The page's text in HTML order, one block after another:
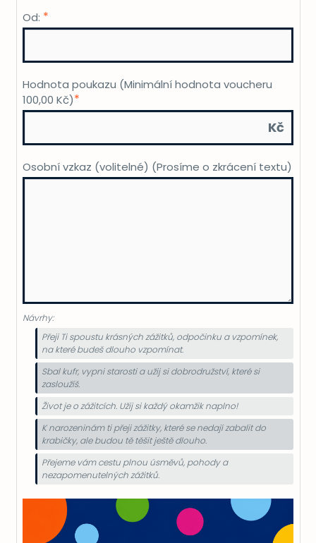
Od: *
Hodnota poukazu (Minimální hodnota voucheru
100,00 Kč)*
Kč
Osobní vzkaz (volitelné) (Prosíme o zkrácení textu)
Návrhy:
Přeji Ti spoustu krásných zážitků, odpočinku a vzpomínek,
na které budeš dlouho vzpomínat.
Sbal kufr, vypni starosti a užij si dobrodružství, které si
zasloužíš.
Život je o zážitcích. Užij si každý okamžik naplno!
K narozeninám ti přeji zážitky, které se nedají zabalit do
krabičky, ale budou tě těšit ještě dlouho.
Přejeme vám cestu plnou úsměvů, pohody a
nezapomenutelných zážitků.